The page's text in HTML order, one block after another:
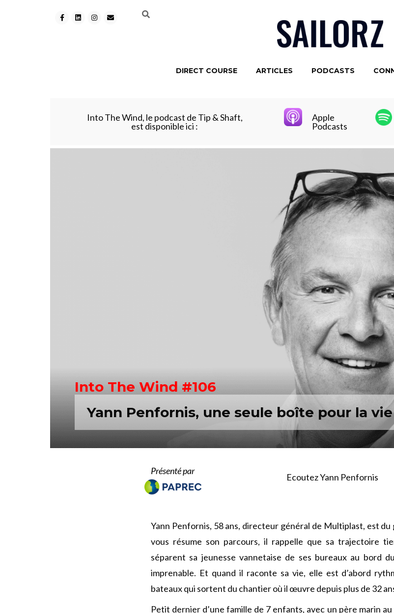
DIRECT COURSE ARTICLES PODCASTS
Into The Wind, le podcast de Tip & Shaft,
est disponible ici :
Apple
Podcasts
Into The Wind #106
Yann Penfornis, une seule boîte pour la vie
Présenté par
Ecoutez Yann Penfornis
Yann Penfornis, 58 ans, directeur général de Multiplast, est
vous résume son parcours, il rappelle que sa trajectoire
séparent sa jeunesse vannetaise de ses bureaux au bord
imprenable. Et quand il raconte sa vie, elle est d’abord
bateaux qui sortent du chantier où il œuvre depuis plus de 32
Petit dernier d’une famille de 7 enfants, avec un père marin